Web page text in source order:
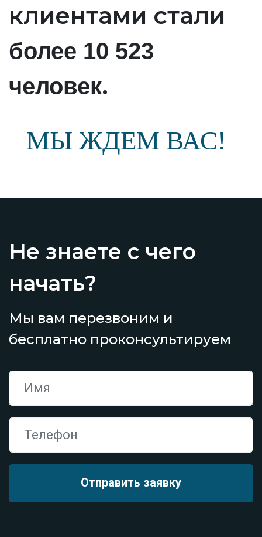
клиентами стали
более 10 523
человек.
МЫ ЖДЕМ ВАС!
Не знаете с чего
начать?
Мы вам перезвоним и
бесплатно проконсультируем